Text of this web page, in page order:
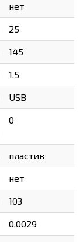
нет
25
145
1.5
USB
0
пластик
нет
103
0.0029